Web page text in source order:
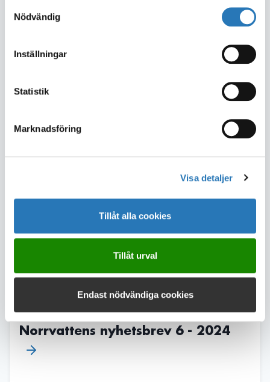
ändra inställningar i din webbläsare så att den tillåter
Post- och telestyrelsen, som är tillsynsmyndighet på
sinwebbplats
Nödvändig
Inställningar
Statistik
Marknadsföring
Visa detaljer
Tillåt alla cookies
Tillåt urval
Endast nödvändiga cookies
Norrvattens nyhetsbrev 1 - 2025
Norrvattens nyhetsbrev 6 - 2024